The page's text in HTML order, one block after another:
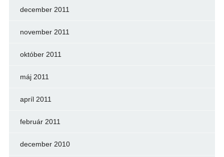
december 2011
november 2011
október 2011
máj 2011
apríl 2011
február 2011
december 2010